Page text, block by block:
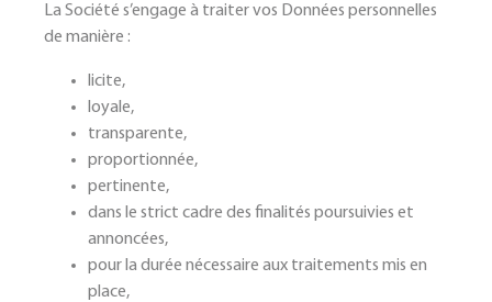
La Société s’engage à traiter vos Données personnelles
de manière :
licite,
loyale,
transparente,
proportionnée,
pertinente,
dans le strict cadre des finalités poursuivies et
annoncées,
pour la durée nécessaire aux traitements mis en
place,